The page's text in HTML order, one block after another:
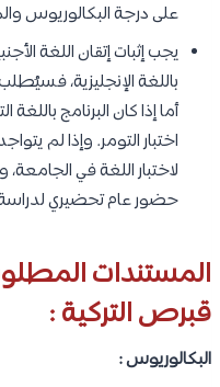
على درجة البكالوريوس
يجب إثبات إتقان اللغة
باللغة الإنجليزية،
أما إذا كان البرنامج
اختبار التومر. وإذا لم
لاختبار اللغة في
حضور عام تحضيري لدراسة
المستندات
قبرص التركية :
البكالوريوس :